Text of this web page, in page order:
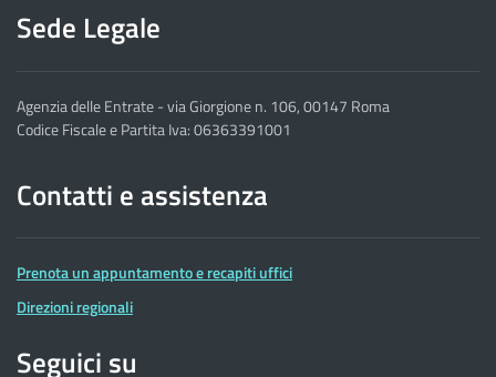
Sede Legale
Agenzia delle Entrate - via Giorgione n. 106, 00147 Roma
Codice Fiscale e Partita Iva: 06363391001
Contatti e assistenza
Prenota un appuntamento e recapiti uffici
Direzioni regionali
Seguici su